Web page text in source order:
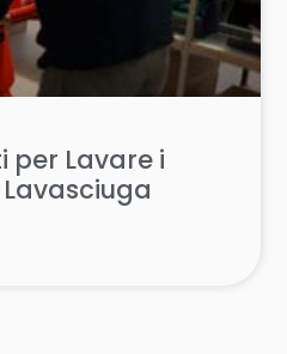
per Lavare i